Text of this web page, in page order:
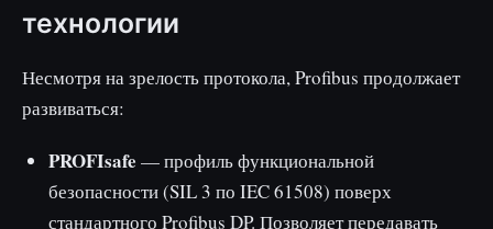
технологии
Несмотря на зрелость протокола, Profibus продолжает
развиваться:
PROFIsafe — профиль функциональной
безопасности (SIL 3 по IEC 61508) поверх
стандартного Profibus DP. Позволяет передавать